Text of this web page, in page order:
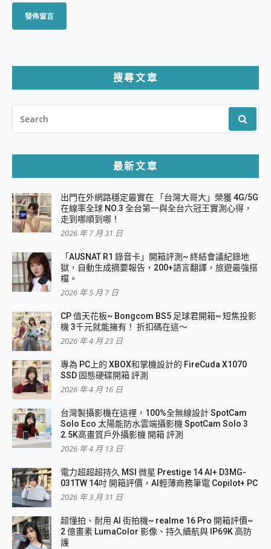
搜尋文章
FOR:
最新文章
出門在外網路穩定最實在 「台灣大哥大」榮獲 4G/5G
在線率全球 NO.3 全台第一與全台六冠王實測心得，
走到哪順到哪！
2026 年 7 月 31 日
「AUSNAT R1 錄音卡」開箱評測~ 終結會議紀錄地
獄，自動生成摘要報告，200+語言翻譯，旅遊最強搭
檔。
2026 年 5 月 7 日
CP 值天花板~ Bongcom BS5 足球君開箱~ 短焦投影
機 3千元就能擁有！ 折扣碼在這～
2026 年 4 月 23 日
專為 PC上的 XBOX和掌機設計的 FireCuda X1070
SSD 固態硬碟開箱 評測
2026 年 4 月 16 日
台灣製攝影機在這裡，100%全無線設計 SpotCam
Solo Eco 太陽能防水雲端攝影機 SpotCam Solo 3
2.5K高畫質戶外攝影機 開箱 評測
2026 年 4 月 13 日
電力超超超持久 MSI 微星 Prestige 14 AI+ D3MG-
031TW 14吋 開箱評價，AI輕薄商務筆電 Copilot+ PC
2026 年 3 月 31 日
超懂拍、耐用 AI 街拍機~ realme 16 Pro 開箱評價~
2 億畫素 LumaColor 影像、持久續航與 IP69K 高防
護